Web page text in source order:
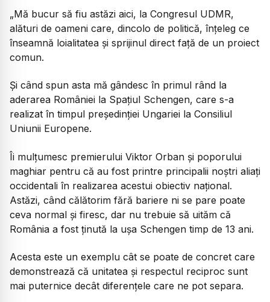
„Mă bucur să fiu astăzi aici, la Congresul UDMR,
alături de oameni care, dincolo de politică, înțeleg ce
înseamnă loialitatea și sprijinul direct față de un proiect
comun.
Și când spun asta mă gândesc în primul rând la
aderarea României la Spațiul Schengen, care s-a
realizat în timpul președinției Ungariei la Consiliul
Uniunii Europene.
Îi mulțumesc premierului Viktor Orban și poporului
maghiar pentru că au fost printre principalii noștri aliați
occidentali în realizarea acestui obiectiv național.
Astăzi, când călătorim fără bariere ni se pare poate
ceva normal și firesc, dar nu trebuie să uităm că
România a fost ținută la ușa Schengen timp de 13 ani.
Acesta este un exemplu cât se poate de concret care
demonstrează că unitatea și respectul reciproc sunt
mai puternice decât diferențele care ne pot separa.